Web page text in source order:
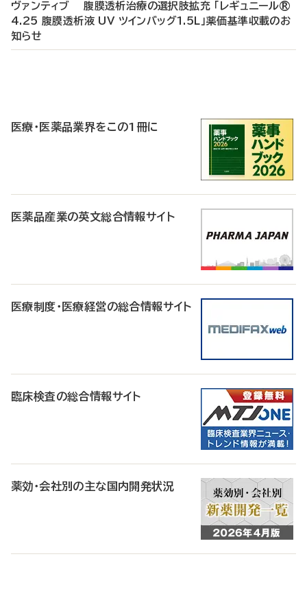
ヴァンティブ 腹膜透析治療の選択肢拡充 「レギュニール®
4.25 腹膜透析液 UV ツインバッグ1.5L」薬価基準収載のお
知らせ
医療・医薬品業界をこの1冊に
医薬品産業の英文総合情報サイト
医療制度・医療経営の総合情報サイト
臨床検査の総合情報サイト
薬効・会社別の主な国内開発状況